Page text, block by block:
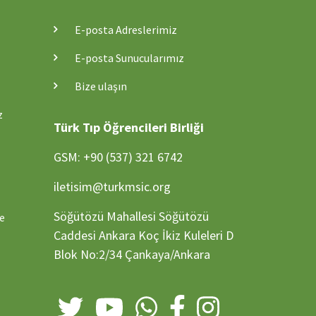
E-posta Adreslerimiz
E-posta Sunucularımız
Bize ulaşın
Türk Tıp Öğrencileri Birliği
GSM: +90 (537) 321 6742
iletisim@turkmsic.org
Söğütözü Mahallesi Söğütözü
Caddesi Ankara Koç İkiz Kuleleri D
Blok No:2/34 Çankaya/Ankara